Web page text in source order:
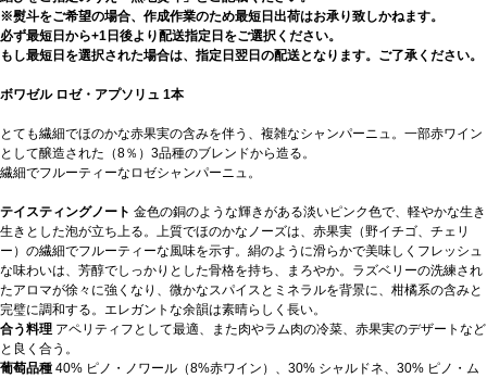
※熨斗をご希望の場合、作成作業のため最短日出荷はお承り致しかねます。
必ず最短日から+1日後より配送指定日をご選択ください。
もし最短日を選択された場合は、指定日翌日の配送となります。ご了承ください。
ボワゼル ロゼ・アプソリュ 1本
とても繊細でほのかな赤果実の含みを伴う、複雑なシャンパーニュ。一部赤ワイン
として醸造された（8％）3品種のブレンドから造る。
繊細でフルーティーなロゼシャンパーニュ。
テイスティングノート 金色の銅のような輝きがある淡いピンク色で、軽やかな生き
生きとした泡が立ち上る。上質でほのかなノーズは、赤果実（野イチゴ、チェリ
ー）の繊細でフルーティーな風味を示す。絹のように滑らかで美味しくフレッシュ
な味わいは、芳醇でしっかりとした骨格を持ち、まろやか。ラズベリーの洗練され
たアロマが徐々に強くなり、微かなスパイスとミネラルを背景に、柑橘系の含みと
完璧に調和する。エレガントな余韻は素晴らしく長い。
合う料理 アペリティフとして最適、また肉やラム肉の冷菜、赤果実のデザートなど
と良く合う。
葡萄品種 40% ピノ・ノワール（8%赤ワイン）、30% シャルドネ、30% ピノ・ム